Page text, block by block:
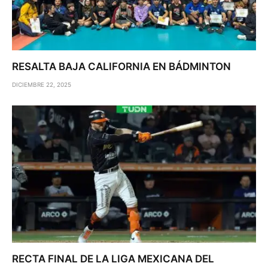
RESALTA BAJA CALIFORNIA EN BÁDMINTON
DICIEMBRE 22, 2025
RECTA FINAL DE LA LIGA MEXICANA DEL